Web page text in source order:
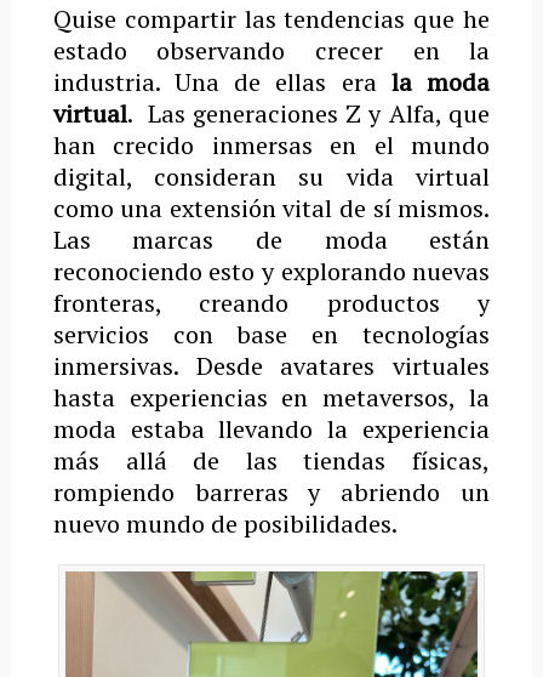
Quise compartir las tendencias que he
estado observando crecer en la
industria. Una de ellas era la moda
virtual. Las generaciones Z y Alfa, que
han crecido inmersas en el mundo
digital, consideran su vida virtual
como una extensión vital de sí mismos.
Las marcas de moda están
reconociendo esto y explorando nuevas
fronteras, creando productos y
servicios con base en tecnologías
inmersivas. Desde avatares virtuales
hasta experiencias en metaversos, la
moda estaba llevando la experiencia
más allá de las tiendas físicas,
rompiendo barreras y abriendo un
nuevo mundo de posibilidades.